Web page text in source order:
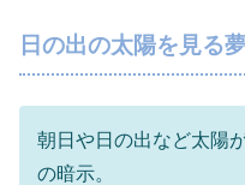
日の出の太陽を見る
朝日や日の出など太陽
の暗示。